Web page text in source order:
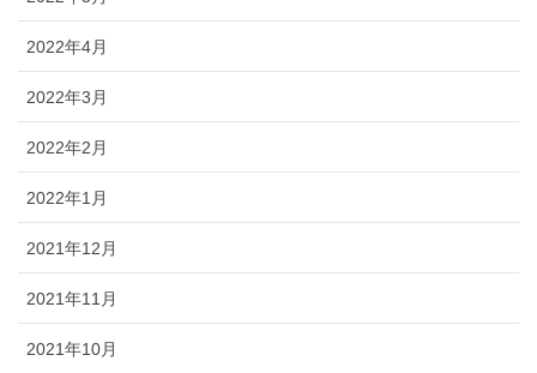
2022年4月
2022年3月
2022年2月
2022年1月
2021年12月
2021年11月
2021年10月